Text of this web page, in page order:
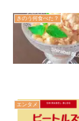
きのう何食べた？
エンタメ